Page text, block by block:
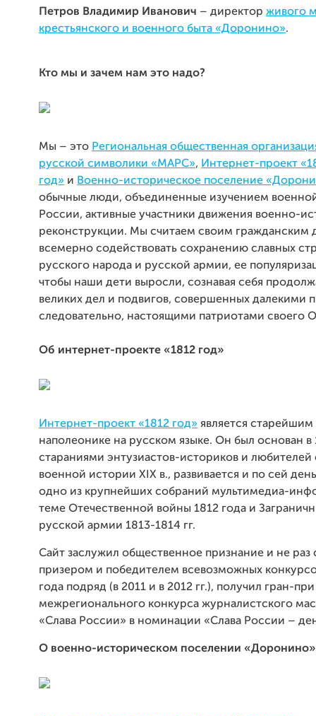
Петров Владимир Иванович – директор живого
крестьянского и военного быта «Доронино».
Кто мы и зачем нам это надо?
Мы – это Региональная общественная
русской символики «МАРС», Интернет-проект
год» и Военно-историческое поселение
обычные люди, объединенные изучением
России, активные участники движения военно-
реконструкции. Мы считаем своим гражданским
всемерно содействовать сохранению славных
русского народа и русской армии, ее
чтобы наши дети выросли, сознавая себя
великих дел и подвигов, совершенных далекими
следовательно, настоящими патриотами своего
Об интернет-проекте «1812 год»
Интернет-проект «1812 год» является
наполеонике на русском языке. Он был основан в
стараниями энтузиастов-историков и любителей
военной истории XIX в., развивается и по сей
одно из крупнейших собраний мультимедиа-
теме Отечественной войны 1812 года и
русской армии 1813-1814 гг.
Сайт заслужил общественное признание и не раз
призером и победителем всевозможных
года подряд (в 2011 и в 2012 гг.), получил гран-
межрегионального конкурса журналистского
«Слава России» в номинации «Слава России –
О военно-историческом поселении «Доронино»